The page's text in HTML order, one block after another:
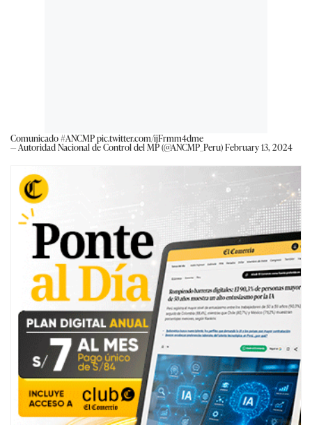
Comunicado#ANCMPpic.twitter.com/ijFrmm4dme
— Autoridad Nacional de Control del MP (@ANCMP_Peru)February 13, 2024